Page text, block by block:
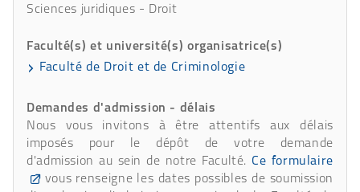
Sciences juridiques - Droit
Faculté(s) et université(s) organisatrice(s)
Faculté de Droit et de Criminologie
Demandes d'admission - délais
Nous vous invitons à être attentifs aux délais
imposés pour le dépôt de votre demande
d'admission au sein de notre Faculté. Ce formulaire
vous renseigne les dates possibles de soumission